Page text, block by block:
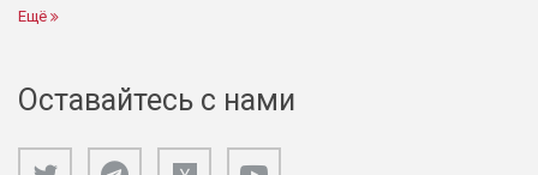
Ещё
Оставайтесь с нами